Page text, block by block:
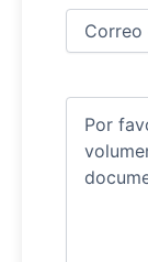
Correo
electrónico
Comentarios